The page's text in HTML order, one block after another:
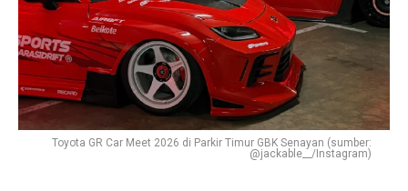
Toyota GR Car Meet 2026 di Parkir Timur GBK Senayan (sumber:
@jackable__/Instagram)